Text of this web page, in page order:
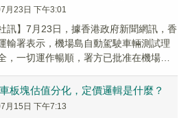
月23日 下午3:01
訊】7月23日，據香港政府新聞網訊，香
輸署表示，機場島自動駕駛車輛測試理
，一切運作暢順，署方已批准在機場島
板塊估值分化，定價邏輯是什麼？
月15日 下午7:13